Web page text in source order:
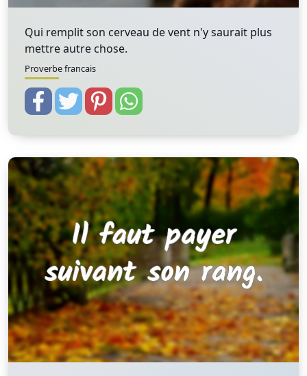
Qui remplit son cerveau de vent n'y saurait plus
mettre autre chose.
Proverbe francais